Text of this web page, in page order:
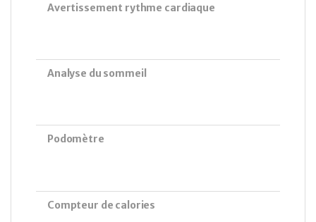
Avertissement rythme cardiaque
Analyse du sommeil
Podomètre
Compteur de calories